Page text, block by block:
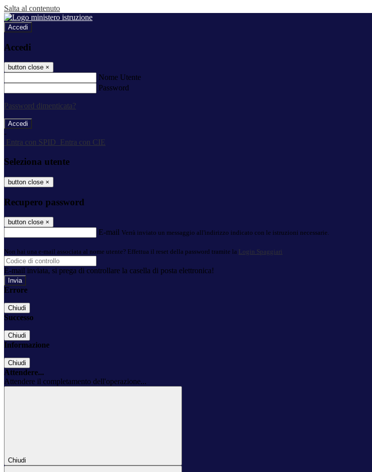
Salta al contenuto
Accedi
Accedi
button close ×
Nome Utente
Password
Password dimenticata?
-
Entra con SPID
Entra con CIE
Seleziona utente
button close ×
Recupero password
button close ×
E-mail Verrà inviato un messaggio all'indirizzo indicato con le istruzioni necessarie.
Non hai una e-mail associata al nome utente? Effettua il reset della password tramite la Login Spaggiari
E-mail inviata, si prega di controllare la casella di posta elettronica!
Errore
Chiudi
Successo
Chiudi
Informazione
Chiudi
Attendere...
Attendere il completamento dell'operazione...
Chiudi